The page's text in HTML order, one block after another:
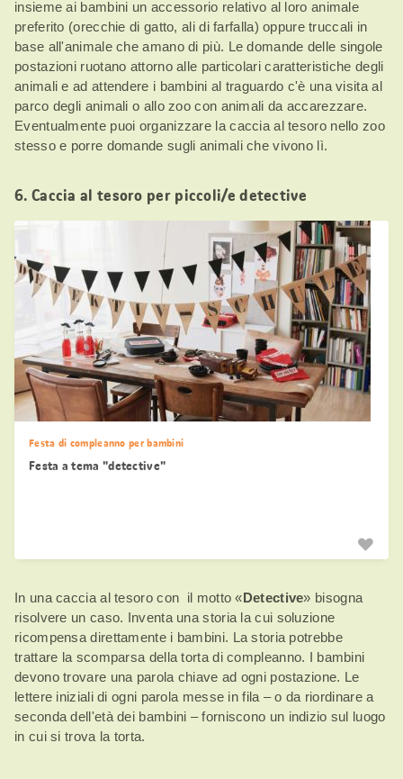
insieme ai bambini un accessorio relativo al loro animale
preferito (orecchie di gatto, ali di farfalla) oppure truccali in
base all'animale che amano di più. Le domande delle singole
postazioni ruotano attorno alle particolari caratteristiche degli
animali e ad attendere i bambini al traguardo c'è una visita al
parco degli animali o allo zoo con animali da accarezzare.
Eventualmente puoi organizzare la caccia al tesoro nello zoo
stesso e porre domande sugli animali che vivono lì.
6. Caccia al tesoro per piccoli/e detective
Festa di compleanno per bambini
Festa a tema "detective"
In una caccia al tesoro con il motto «Detective» bisogna
risolvere un caso. Inventa una storia la cui soluzione
ricompensa direttamente i bambini. La storia potrebbe
trattare la scomparsa della torta di compleanno. I bambini
devono trovare una parola chiave ad ogni postazione. Le
lettere iniziali di ogni parola messe in fila – o da riordinare a
seconda dell'età dei bambini – forniscono un indizio sul luogo
in cui si trova la torta.